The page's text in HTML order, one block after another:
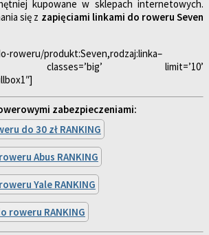
kupowane w sklepach internetowych.
się z zapięciami linkami do roweru Seven
roweru/produkt:Seven,rodzaj:linka–
classes=’big’ limit=’10’
zabezpieczeniami:
do 30 zł RANKING
Abus RANKING
Yale RANKING
roweru RANKING